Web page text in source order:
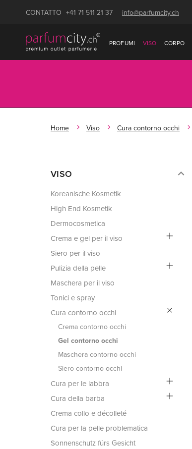
CONTATTO +41 71 511 21 37 info@parfumcity.ch
PROFUMI VISO CORPO
Home Viso Cura contorno occhi
VISO
Koreanische Kosmetik
High End Kosmetik
Dermocosmetica
Crema e gel per il viso
Siero per il viso
Pulizia della pelle
Maschera per il viso
Tonici e spray
Cura contorno occhi
Crema contorno occhi
Gel contorno occhi
Maschera contorno occhi
Siero contorno occhi
Cura per le labbra
Cura della barba
Crema collo e décolleté
Cura per la pelle problematica
Sonnenschutz fürs Gesicht